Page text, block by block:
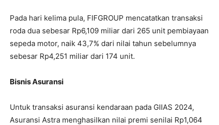
Pada hari kelima pula, FIFGROUP mencatatkan transaksi
roda dua sebesar Rp6,109 miliar dari 265 unit pembiayaan
sepeda motor, naik 43,7% dari nilai tahun sebelumnya
sebesar Rp4,251 miliar dari 174 unit.
Bisnis Asuransi
Untuk transaksi asuransi kendaraan pada GIIAS 2024,
Asuransi Astra menghasilkan nilai premi senilai Rp1,064